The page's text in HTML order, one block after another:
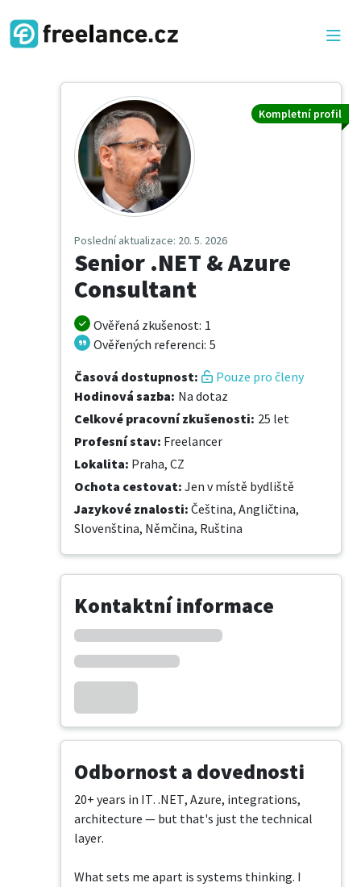
Kompletní profil
Poslední aktualizace: 20. 5. 2026
Senior .NET & Azure
Consultant
Ověřená zkušenost: 1
Ověřených referenci: 5
Časová dostupnost:
Pouze pro členy
Hodinová sazba: Na dotaz
Celkové pracovní zkušenosti: 25 let
Profesní stav: Freelancer
Lokalita: Praha, CZ
Ochota cestovat: Jen v místě bydliště
Jazykové znalosti: Čeština, Angličtina,
Slovenština, Němčina, Ruština
Kontaktní informace
Odbornost a dovednosti
20+ years in IT. .NET, Azure, integrations,
architecture — but that's just the technical
layer.
What sets me apart is systems thinking. I